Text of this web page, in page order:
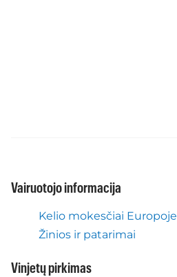
Vairuotojo informacija
Kelio mokesčiai Europoje
Žinios ir patarimai
Vinjetų pirkimas